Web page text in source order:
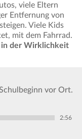
viele Eltern
Entfernung von
Viele Kids
mit dem Fahrrad.
in der Wirklichkeit
vor Ort.
2:56